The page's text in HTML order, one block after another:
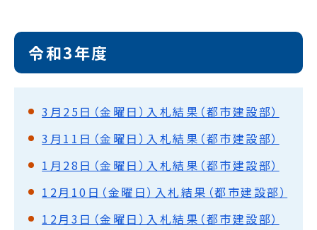
令和3年度
3月25日（金曜日）入札結果（都市建設部）
3月11日（金曜日）入札結果（都市建設部）
1月28日（金曜日）入札結果（都市建設部）
12月10日（金曜日）入札結果（都市建設部）
12月3日（金曜日）入札結果（都市建設部）